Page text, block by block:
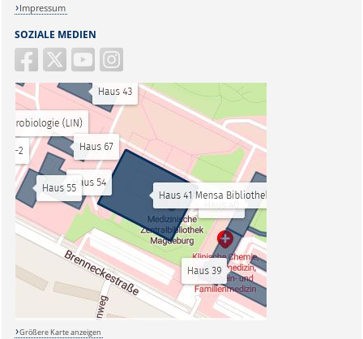
SOZIALE MEDIEN
Impressum
Größere Karte anzeigen